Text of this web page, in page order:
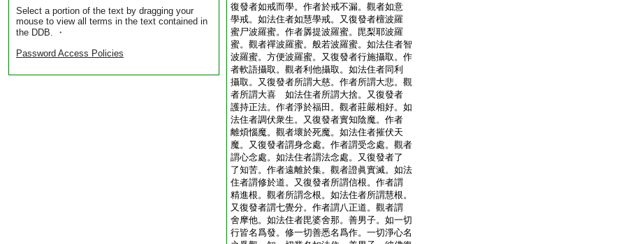
Select a portion of the text by dragging your
mouse to view all terms in the text contained in
the DDB. ・
Password Access Policies
復發者如戒而學。作者於戒不漏。觀者如意
學戒。如法住者如慧學戒。又復發者檀波羅
蜜尸波羅蜜。作者羼提波羅蜜。毘梨耶波羅
蜜。觀者禪波羅蜜。般若波羅蜜。如法住者智
波羅蜜。方便波羅蜜。又復發者行施攝取。作
者軟語攝取。觀者利他攝取。如法住者同利
攝取。又復發者所謂大慈。作者所謂大悲。觀
者所謂大喜 如法住者所謂大捨。又復發者
護持正法。作者淨於福田。觀者莊嚴相好。如
法住者調伏衆生。又復發者實知陰魔。作者
離煩惱魔。觀者壞於死魔。如法住者摧伏天
魔。又復發者謂身念處。作者謂受念處。觀者
謂心念處。如法住者謂法念處。又復發者了
了知苦。作者遠離於集。觀者證眞實滅。如法
住者謂修於道。又復發者所謂信根。作者謂
精進根。觀者所謂念根。如法住者所謂慧根。
又復發者謂七覺分。作者謂八正道。觀者謂
舍摩他。如法住者毘婆舍那。善男子。如一切
行皆名爲發。修一切善悉名爲作。一切淨心名